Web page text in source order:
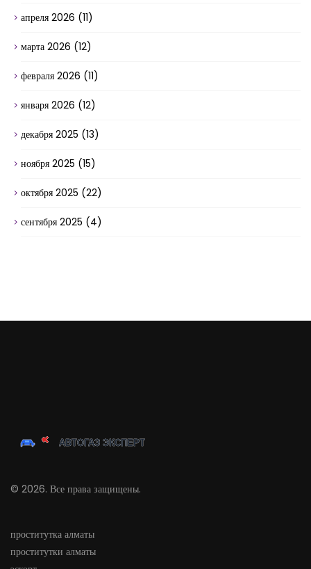
апреля 2026 (11)
марта 2026 (12)
февраля 2026 (11)
января 2026 (12)
декабря 2025 (13)
ноября 2025 (15)
октября 2025 (22)
сентября 2025 (4)
© 2026. Все права защищены.
проститутка алматы
проститутки алматы